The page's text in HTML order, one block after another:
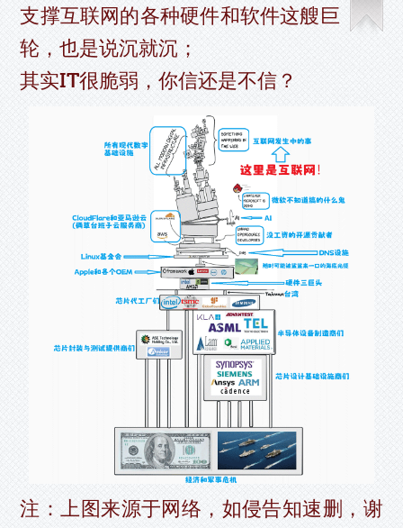
支撑互联网的各种硬件和软件这艘巨
轮，也是说沉就沉；
其实IT很脆弱，你信还是不信？
注：上图来源于网络，如侵告知速删，谢